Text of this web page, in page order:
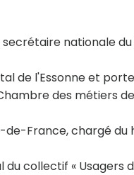
nationale
de l'Essonne et
des métiers
de-France, chargé du
collectif « Usagers